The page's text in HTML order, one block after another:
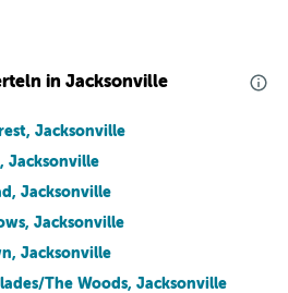
in Jacksonville
Jacksonville
Jacksonville
Jacksonville
Jacksonville
Jacksonville
The Woods, Jacksonville